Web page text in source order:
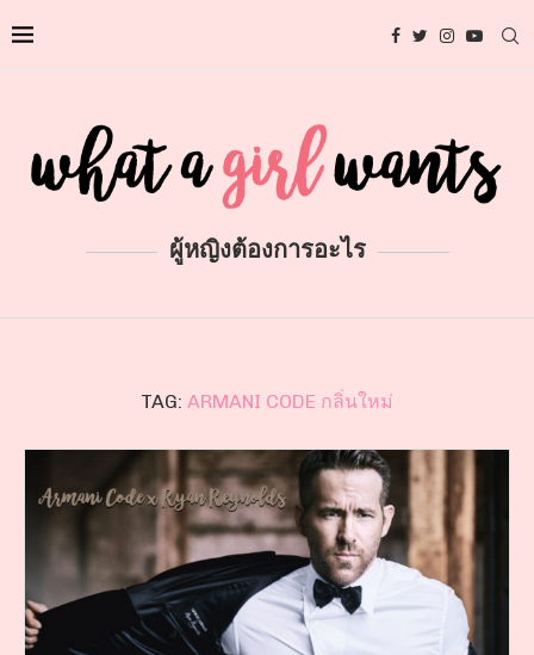
ผู้หญิงต้องการอะไร
TAG: ARMANI CODE กลิ่นใหม่